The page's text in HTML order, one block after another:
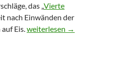
das „Vierte
nach Einwänden der
Eis.DB und SNCF in
weiterlesen →